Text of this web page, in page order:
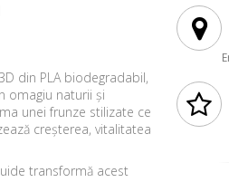
din PLA biodegradabil,
omagiu naturii și
unei frunze stilizate ce
creșterea, vitalitatea
transformă acest